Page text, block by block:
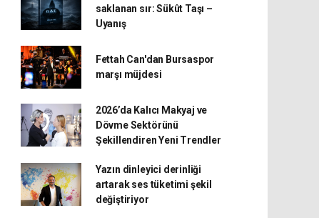
saklanan sır: Sükût Taşı –
Uyanış
Fettah Can'dan Bursaspor
marşı müjdesi
2026’da Kalıcı Makyaj ve
Dövme Sektörünü
Şekillendiren Yeni Trendler
Yazın dinleyici derinliği
artarak ses tüketimi şekil
değiştiriyor